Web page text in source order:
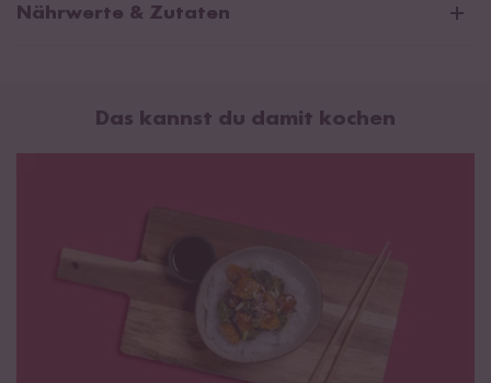
Nährwerte & Zutaten
Durchschnittliche Nährwerte pro 100 ml:
Das kannst du damit kochen